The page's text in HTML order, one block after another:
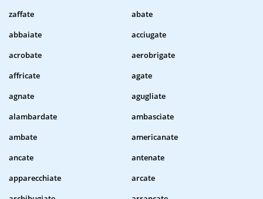
zaffate
abate
abbaiate
acciugate
acrobate
aerobrigate
affricate
agate
agnate
agugliate
alambardate
ambasciate
ambate
americanate
ancate
antenate
apparecchiate
arcate